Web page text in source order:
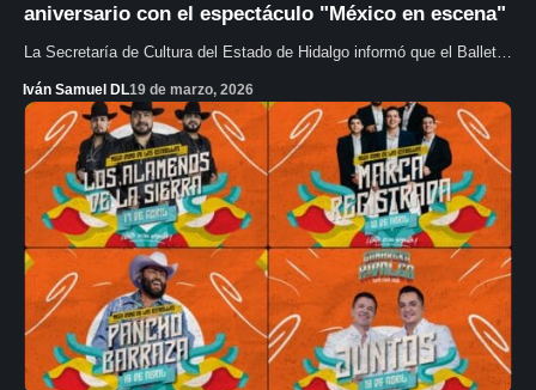
aniversario con el espectáculo "México en escena"
La Secretaría de Cultura del Estado de Hidalgo informó que el Ballet…
Iván Samuel DL19 de marzo, 2026